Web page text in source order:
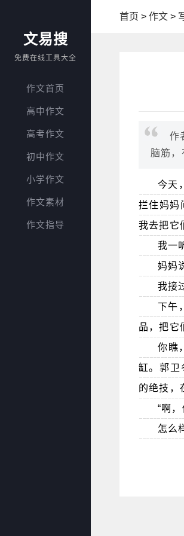
文易搜
免费在线工具大全
作文首页
高中作文
高考作文
初中作文
小学作文
作文素材
作文指导
首页 > 作文>
作
脑筋，
今天
拦住妈妈
我去把它
我一
妈妈
我接
下午
品，把它
你瞧
缸。郭卫
的绝技，
“啊
怎么